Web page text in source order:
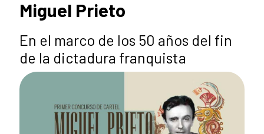
Miguel Prieto
En el marco de los 50 años del fin
de la dictadura franquista